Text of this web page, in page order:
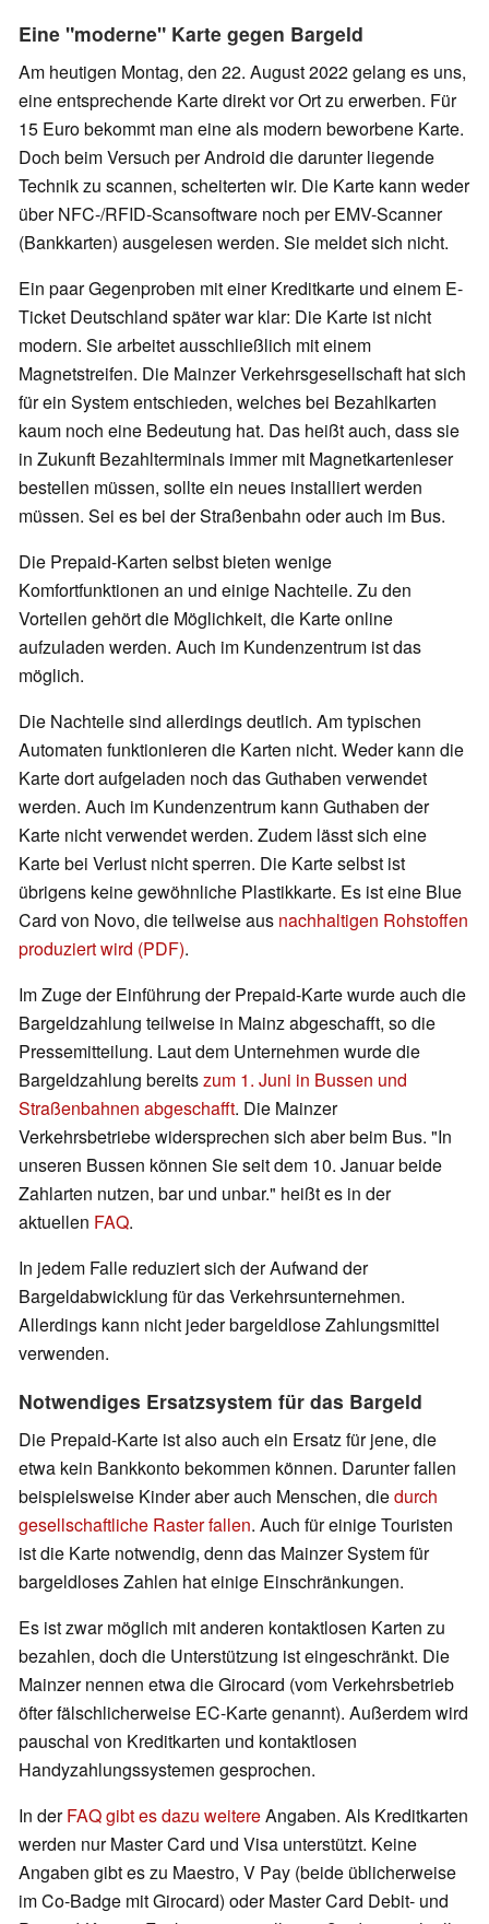
Eine "moderne" Karte gegen Bargeld
Am heutigen Montag, den 22. August 2022 gelang es uns,
eine entsprechende Karte direkt vor Ort zu erwerben. Für
15 Euro bekommt man eine als modern beworbene Karte.
Doch beim Versuch per Android die darunter liegende
Technik zu scannen, scheiterten wir. Die Karte kann weder
über NFC-/RFID-Scansoftware noch per EMV-Scanner
(Bankkarten) ausgelesen werden. Sie meldet sich nicht.
Ein paar Gegenproben mit einer Kreditkarte und einem E-
Ticket Deutschland später war klar: Die Karte ist nicht
modern. Sie arbeitet ausschließlich mit einem
Magnetstreifen. Die Mainzer Verkehrsgesellschaft hat sich
für ein System entschieden, welches bei Bezahlkarten
kaum noch eine Bedeutung hat. Das heißt auch, dass sie
in Zukunft Bezahlterminals immer mit Magnetkartenleser
bestellen müssen, sollte ein neues installiert werden
müssen. Sei es bei der Straßenbahn oder auch im Bus.
Die Prepaid-Karten selbst bieten wenige
Komfortfunktionen an und einige Nachteile. Zu den
Vorteilen gehört die Möglichkeit, die Karte online
aufzuladen werden. Auch im Kundenzentrum ist das
möglich.
Die Nachteile sind allerdings deutlich. Am typischen
Automaten funktionieren die Karten nicht. Weder kann die
Karte dort aufgeladen noch das Guthaben verwendet
werden. Auch im Kundenzentrum kann Guthaben der
Karte nicht verwendet werden. Zudem lässt sich eine
Karte bei Verlust nicht sperren. Die Karte selbst ist
übrigens keine gewöhnliche Plastikkarte. Es ist eine Blue
Card von Novo, die teilweise aus nachhaltigen Rohstoffen
produziert wird (PDF).
Im Zuge der Einführung der Prepaid-Karte wurde auch die
Bargeldzahlung teilweise in Mainz abgeschafft, so die
Pressemitteilung. Laut dem Unternehmen wurde die
Bargeldzahlung bereitszum 1. Juni in Bussen und
Straßenbahnen abgeschafft. Die Mainzer
Verkehrsbetriebe widersprechen sich aber beim Bus. "In
unseren Bussen können Sie seit dem 10. Januar beide
Zahlarten nutzen, bar und unbar." heißt es in der
aktuellen FAQ.
In jedem Falle reduziert sich der Aufwand der
Bargeldabwicklung für das Verkehrsunternehmen.
Allerdings kann nicht jeder bargeldlose Zahlungsmittel
verwenden.
Notwendiges Ersatzsystem für das Bargeld
Die Prepaid-Karte ist also auch ein Ersatz für jene, die
etwa kein Bankkonto bekommen können. Darunter fallen
beispielsweise Kinder aber auch Menschen, diedurch
gesellschaftliche Raster fallen. Auch für einige Touristen
ist die Karte notwendig, denn das Mainzer System für
bargeldloses Zahlen hat einige Einschränkungen.
Es ist zwar möglich mit anderen kontaktlosen Karten zu
bezahlen, doch die Unterstützung ist eingeschränkt. Die
Mainzer nennen etwa die Girocard (vom Verkehrsbetrieb
öfter fälschlicherweise EC-Karte genannt). Außerdem wird
pauschal von Kreditkarten und kontaktlosen
Handyzahlungssystemen gesprochen.
In derFAQ gibt es dazu weitereAngaben. Als Kreditkarten
werden nur Master Card und Visa unterstützt. Keine
Angaben gibt es zu Maestro, V Pay (beide üblicherweise
im Co-Badge mit Girocard) oder Master Card Debit- und